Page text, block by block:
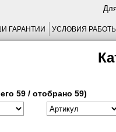
ГАРАНТИИ УСЛОВИЯ
59 / отобрано 59)